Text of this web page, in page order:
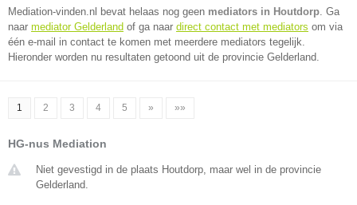
Mediation-vinden.nl bevat helaas nog geen mediators in Houtdorp. Ga
naar mediator Gelderland of ga naar direct contact met mediators om via
één e-mail in contact te komen met meerdere mediators tegelijk.
Hieronder worden nu resultaten getoond uit de provincie Gelderland.
1 2 3 4 5 » »»
HG-nus Mediation
Niet gevestigd in de plaats Houtdorp, maar wel in de provincie
Gelderland.